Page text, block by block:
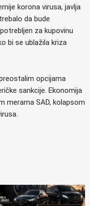
korona virusa, javlja
da bude
za kupovinu
bi se ublažila kriza
opcijama
sankcije. Ekonomija
merama SAD, kolapsom